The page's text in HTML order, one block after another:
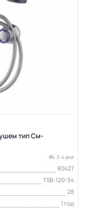
тип См-
2-4 дня
80427
TSB-120-34
28
1 год